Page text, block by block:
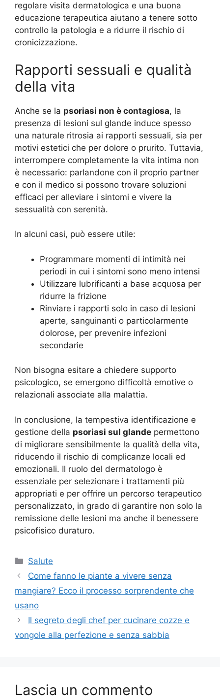
regolare visita dermatologica e una buona
educazione terapeutica aiutano a tenere sotto
controllo la patologia e a ridurre il rischio di
cronicizzazione.
Rapporti sessuali e qualità
della vita
Anche se la psoriasi non è contagiosa, la
presenza di lesioni sul glande induce spesso
una naturale ritrosia ai rapporti sessuali, sia per
motivi estetici che per dolore o prurito. Tuttavia,
interrompere completamente la vita intima non
è necessario: parlandone con il proprio partner
e con il medico si possono trovare soluzioni
efficaci per alleviare i sintomi e vivere la
sessualità con serenità.
In alcuni casi, può essere utile:
Programmare momenti di intimità nei
periodi in cui i sintomi sono meno intensi
Utilizzare lubrificanti a base acquosa per
ridurre la frizione
Rinviare i rapporti solo in caso di lesioni
aperte, sanguinanti o particolarmente
dolorose, per prevenire infezioni
secondarie
Non bisogna esitare a chiedere supporto
psicologico, se emergono difficoltà emotive o
relazionali associate alla malattia.
In conclusione, la tempestiva identificazione e
gestione della psoriasi sul glande permettono
di migliorare sensibilmente la qualità della vita,
riducendo il rischio di complicanze locali ed
emozionali. Il ruolo del dermatologo è
essenziale per selezionare i trattamenti più
appropriati e per offrire un percorso terapeutico
personalizzato, in grado di garantire non solo la
remissione delle lesioni ma anche il benessere
psicofisico duraturo.
Categorie
Salute
Come fanno le piante a vivere senza
mangiare? Ecco il processo sorprendente che
usano
Il segreto degli chef per cucinare cozze e
vongole alla perfezione e senza sabbia
Lascia un commento